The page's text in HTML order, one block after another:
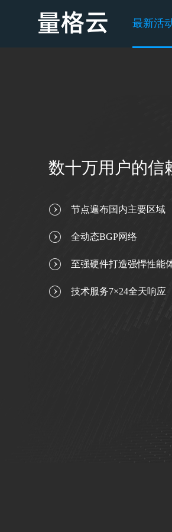
最新活
数十万用户的信
节点遍布国内主要区域
全动态BGP网络
至强硬件打造强悍性能
技术服务7×24全天响应